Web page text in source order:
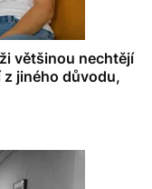
většinou nechtějí
jiného důvodu,